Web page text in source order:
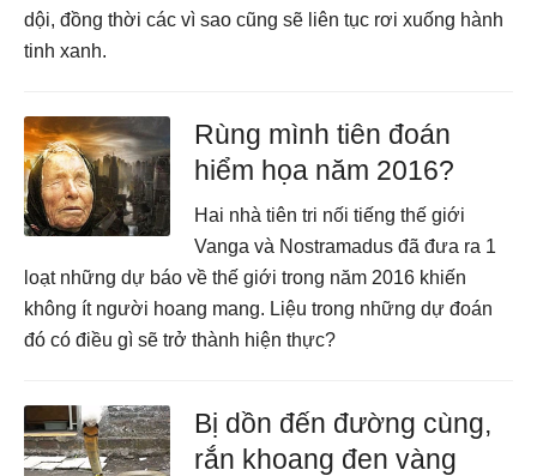
dội, đồng thời các vì sao cũng sẽ liên tục rơi xuống hành
tinh xanh.
Rùng mình tiên đoán
hiểm họa năm 2016?
Hai nhà tiên tri nối tiếng thế giới
Vanga và Nostramadus đã đưa ra 1
loạt những dự báo về thế giới trong năm 2016 khiến
không ít người hoang mang. Liệu trong những dự đoán
đó có điều gì sẽ trở thành hiện thực?
Bị dồn đến đường cùng,
rắn khoang đen vàng